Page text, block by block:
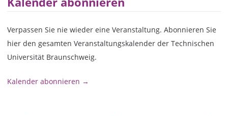
Verpassen Sie nie wieder eine Veranstaltung. Abonnieren Sie
hier den gesamten Veranstaltungskalender der Technischen
Universität Braunschweig.
Kalender abonnieren →